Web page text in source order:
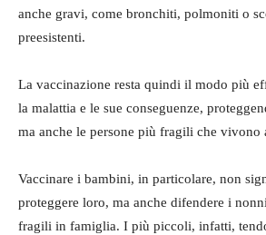
anche gravi, come bronchiti, polmoniti o
preesistenti.
La vaccinazione resta quindi il modo più
la malattia e le sue conseguenze,
ma anche le persone più fragili che vivono
Vaccinare i bambini, in particolare, non
proteggere loro, ma anche difendere i
fragili in famiglia. I più piccoli, infatti,